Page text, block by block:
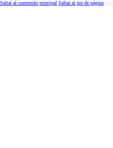
Saltar al contenido principal Saltar al pie de página